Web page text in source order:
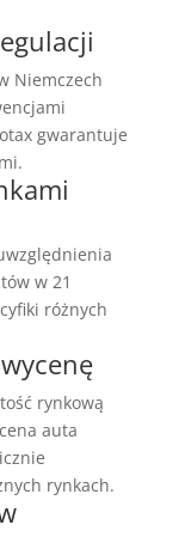
Niemczech
gwarantuje
w 21
różnych
rynkową
auta
rynkach.